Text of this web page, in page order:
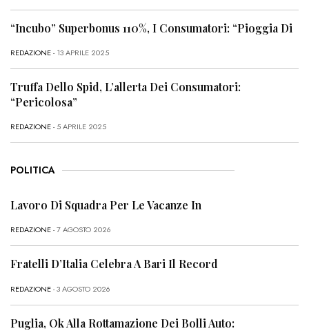
“Incubo” Superbonus 110%, I Consumatori: “Pioggia Di
REDAZIONE- 13 APRILE 2025
Truffa Dello Spid, L’allerta Dei Consumatori:
“Pericolosa”
REDAZIONE- 5 APRILE 2025
POLITICA
Lavoro Di Squadra Per Le Vacanze In
REDAZIONE- 7 AGOSTO 2026
Fratelli D’Italia Celebra A Bari Il Record
REDAZIONE- 3 AGOSTO 2026
Puglia, Ok Alla Rottamazione Dei Bolli Auto: